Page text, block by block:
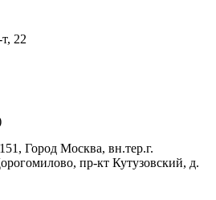
22
Город Москва, вн.тер.г.
пр-кт Кутузовский, д.